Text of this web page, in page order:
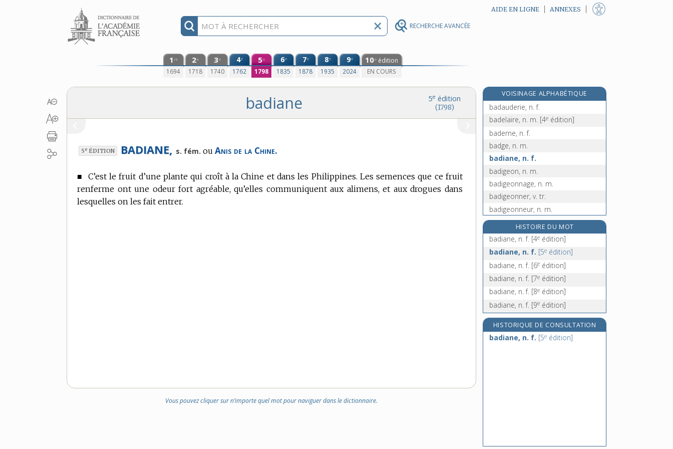
RECHERCHE AVANCÉE
Aller au contenu AIDE EN LIGNE ANNEXES
1 re
1694
2e
1718
3e
1740
4e
1762
5e
1798
6e
1835
7e
1878
8e
1935
9e
2024
10e édition
EN COURS
5e édition
(1798)
badiane
5e ÉDITION BADIANE, s. fém. ou Anis de la Chine.
■ C’est le fruit d’une plante qui croît à la Chine et dans les Philippines. Les semences que ce fruit
renferme ont une odeur fort agréable, qu’elles communiquent aux alimens, et aux drogues dans
lesquelles on les fait entrer.
Vous pouvez cliquer sur n’importe quel mot pour naviguer dans le dictionnaire.
VOISINAGE ALPHABÉTIQUE
badauder, v. intr.
badauderie, n. f.
badelaire, n. m. [4e édition]
baderne, n. f.
badge, n. m.
badiane, n. f.
badigeon, n. m.
badigeonnage, n. m.
badigeonner, v. tr.
badigeonneur, n. m.
badigoinces, n. f. pl.
badin, -ine, adj.
badinage, n. m.
HISTOIRE DU MOT
badiane, n. f. [4e édition]
badiane, n. f. [5e édition]
badiane, n. f. [6e édition]
badiane, n. f. [7e édition]
badiane, n. f. [8e édition]
badiane, n. f. [9e édition]
HISTORIQUE DE CONSULTATION
badiane, n. f. [5e édition]